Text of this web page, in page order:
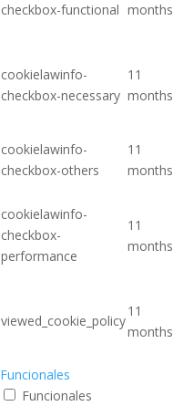
checkbox-functional months
cookielawinfo-
checkbox-necessary
11
months
cookielawinfo-
checkbox-others
11
months
cookielawinfo-
checkbox-
performance
11
months
viewed_cookie_policy
11
months
Funcionales
Funcionales